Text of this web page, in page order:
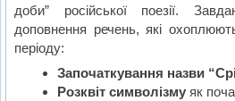
доби” російської поезії.
доповнення речень, які
періоду:
Започаткування назви
Розквіт символізмуяк